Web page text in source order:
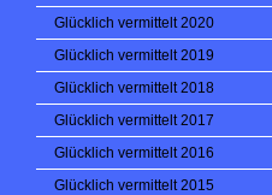
Glücklich vermittelt 2020
Glücklich vermittelt 2019
Glücklich vermittelt 2018
Glücklich vermittelt 2017
Glücklich vermittelt 2016
Glücklich vermittelt 2015